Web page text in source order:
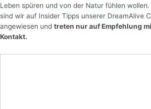
Leben spüren und von der Natur fühlen
sind wir auf Insider Tipps unserer DreamAlive
angewiesen und treten nur auf Empfehlung
Kontakt.